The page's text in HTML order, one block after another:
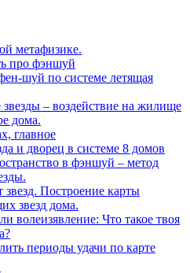
метафизике.
про фэншуй
шуй по системе летящая
– воздействие на жилище
дома.
главное
и дворец в системе 8 домов
в фэншуй – метод
звезд. Построение карты
звезд дома.
волеизявление: Что такое твоя
периоды удачи по карте